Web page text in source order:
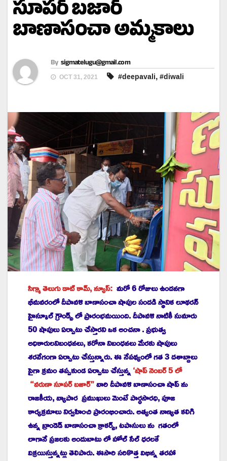
సూపర్ బజార్
బాణాసంచా అమ్మకాలు
By sigmatelugu@gmail.com
OCT 31, 2021 #deepavali,#diwali
సిగ్మా తెలుగు డాట్ కామ్, న్యూస్: మరో 6 రోజులు ఉందనగా
భీమవరంలో దీపావళి బాణాసంచా షాపుల సందడి స్థానిక లూథరన్
హైస్కూల్ గ్రౌండ్స్ లో ప్రారంభమయింది. దీపావళి నాటికీ సుమారు
50 షాపులు ఏర్పాటు చేస్తారని ఒక అంచనా . ప్రభుత్వ
అధికారులనిబంధనలు, కరోనా నిబంధనలు మేరకు షాపులు
శరవేగంగా ఏర్పాటు చేస్తున్నారు. ఈ నేపథ్యంలో గత 3 దశాబ్దాలు
పైగా క్రమం తప్పకుండ ఏర్పాటు చేస్తున్న‘షాప్ నెంబర్ 5 లో
“వరుణా సూపర్ బజార్”వారి దీపావళి బాణాసంచా షాప్ ను
రాజకీయ, వ్యాపార ప్రముఖులు మెంటే పార్ధసారధి, పూజ
కార్యక్రమాలు నిర్వహించి ప్రారంభించారు. అత్యంత నాణ్యత కలిగి
ఉన్న బ్రాండెడ్ బాణాసంచా క్రాకర్స్, టపాసులు ను గతంలో
లాగానే ప్రజలకు అందుబాటు లో హోల్ సేల్ ధరలకే
విక్రయిస్తున్నట్లు తెలిపారు. ఈసారి సరికొత్త విభిన్న తరహా